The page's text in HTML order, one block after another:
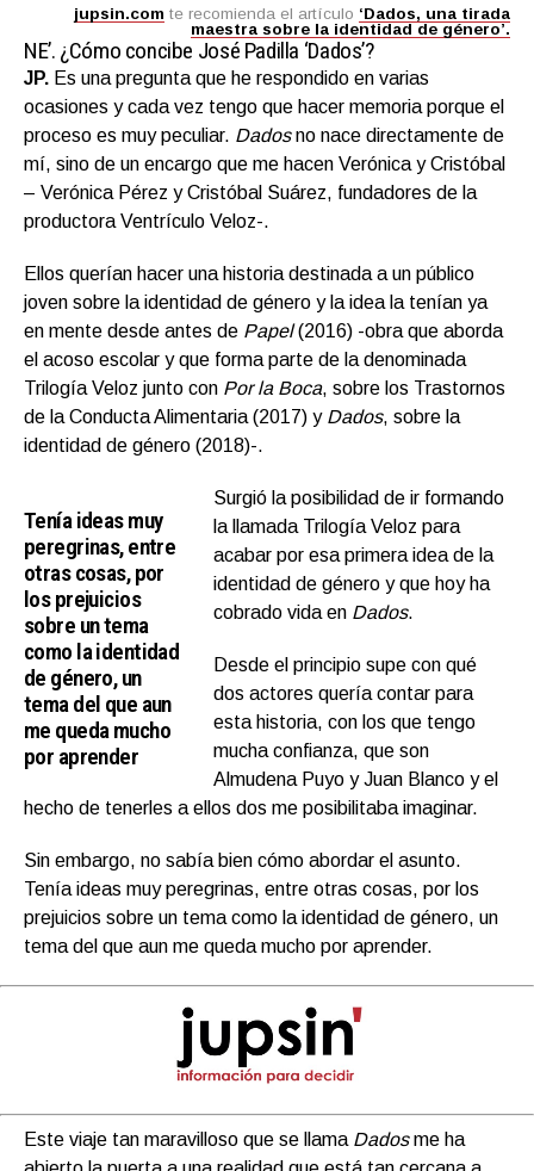
jupsin.com te recomienda el artículo ‘Dados, una tirada
maestra sobre la identidad de género’.
NE’. ¿Cómo concibe José Padilla ‘Dados’?
JP. Es una pregunta que he respondido en varias
ocasiones y cada vez tengo que hacer memoria porque el
proceso es muy peculiar. Dadosno nace directamente de
mí, sino de un encargo que me hacen Verónica y Cristóbal
– Verónica Pérez y Cristóbal Suárez, fundadores de la
productora Ventrículo Veloz-.
Ellos querían hacer una historia destinada a un público
joven sobre la identidad de género y la idea la tenían ya
en mente desde antes de Papel(2016) -obra que aborda
el acoso escolar y que forma parte de la denominada
Trilogía Veloz junto con Por la Boca, sobre los Trastornos
de la Conducta Alimentaria (2017) y Dados, sobre la
identidad de género (2018)-.
Tenía ideas muy
peregrinas, entre
otras cosas, por
los prejuicios
sobre un tema
como la identidad
de género, un
tema del que aun
me queda mucho
por aprender
Surgió la posibilidad de ir formando
la llamada Trilogía Veloz para
acabar por esa primera idea de la
identidad de género y que hoy ha
cobrado vida en Dados.
Desde el principio supe con qué
dos actores quería contar para
esta historia, con los que tengo
mucha confianza, que son
Almudena Puyo y Juan Blanco y el
hecho de tenerles a ellos dos me posibilitaba imaginar.
Sin embargo, no sabía bien cómo abordar el asunto.
Tenía ideas muy peregrinas, entre otras cosas, por los
prejuicios sobre un tema como la identidad de género, un
tema del que aun me queda mucho por aprender.
Este viaje tan maravilloso que se llama Dadosme ha